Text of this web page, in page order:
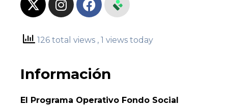
126 total views , 1 views today
Información
El Programa Operativo Fondo Social